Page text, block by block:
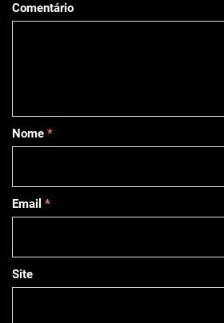
Comentário
Nome *
Email *
Site